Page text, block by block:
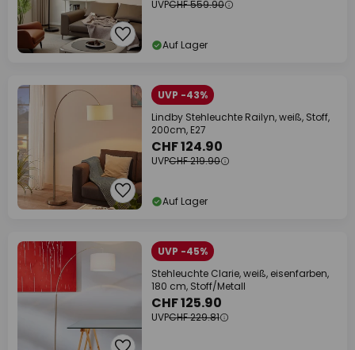
UVPCHF 559.90
Auf Lager
UVP -43%
Lindby Stehleuchte Railyn, weiß, Stoff,
200cm, E27
CHF 124.90
UVPCHF 219.90
Auf Lager
UVP -45%
Stehleuchte Clarie, weiß, eisenfarben,
180 cm, Stoff/Metall
CHF 125.90
UVPCHF 229.81